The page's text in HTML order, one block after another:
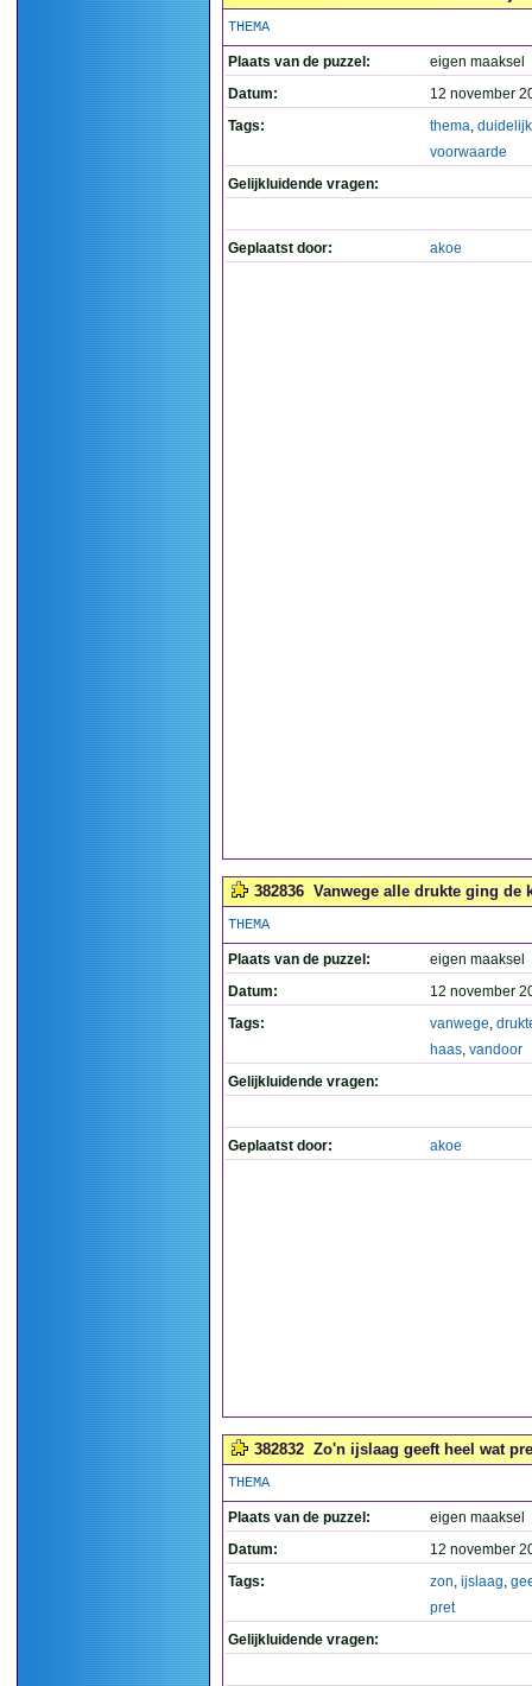
THEMA
Plaats van de puzzel:
eigen maaksel
Datum:
12 november
Tags:
thema,
voorwaarde
Gelijkluidende vragen:
Geplaatst door: akoe
382836 Vanwege alle drukte ging de
THEMA
Plaats van de puzzel:
eigen maaksel
Datum:
12 november
Tags:
vanwege,
haas, vandoor
Gelijkluidende vragen:
Geplaatst door: akoe
382832 Zo'n ijslaag geeft heel wat
THEMA
Plaats van de puzzel:
eigen maaksel
Datum:
12 november
Tags:
zon, ijslaag,
pret
Gelijkluidende vragen: